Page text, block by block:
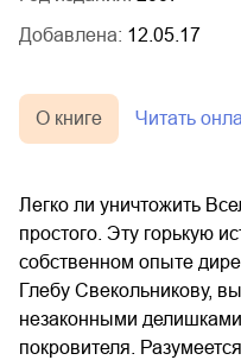
Добавлена: 12.05.17
О книге Читать
Легко ли уничтожить
простого. Эту горькую
собственном опыте
Глебу Свекольникову,
незаконными
покровителя.